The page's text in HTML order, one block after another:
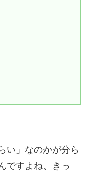
い」なのかが分ら
ですよね、きっ